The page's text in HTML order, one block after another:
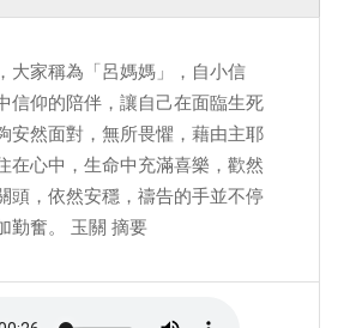
大家稱為「呂媽媽」，自小信
信仰的陪伴，讓自己在面臨生死
安然面對，無所畏懼，藉由主耶
在心中，生命中充滿喜樂，歡然
頭，依然安穩，禱告的手並不停
勤奮。 玉關 摘要